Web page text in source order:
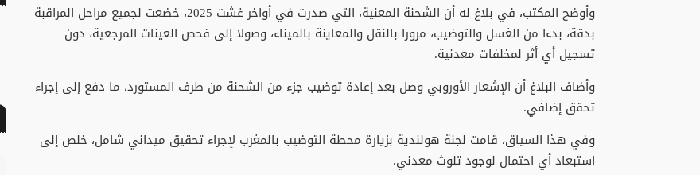
وأوضح المكتب، في بلاغ له أن الشحنة المعنية، التي صدرت في أواخر غشت 2025، خضعت لجميع مراحل المراقبة
بدقة، بدءا من الغسل والتوضيب، مرورا بالنقل والمعاينة بالميناء، وصولا إلى فحص العينات المرجعية، دون
تسجيل أي أثر لمخلفات معدنية.
وأضاف البلاغ أن الإشعار الأوروبي وصل بعد إعادة توضيب جزء من الشحنة من طرف المستورد، ما دفع إلى إجراء
تحقق إضافي.
وفي هذا السياق، قامت لجنة هولندية بزيارة محطة التوضيب بالمغرب لإجراء تحقيق ميداني شامل، خلص إلى
استبعاد أي احتمال لوجود تلوث معدني.